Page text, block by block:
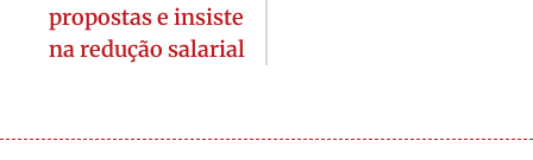
propostas e insiste
na redução salarial